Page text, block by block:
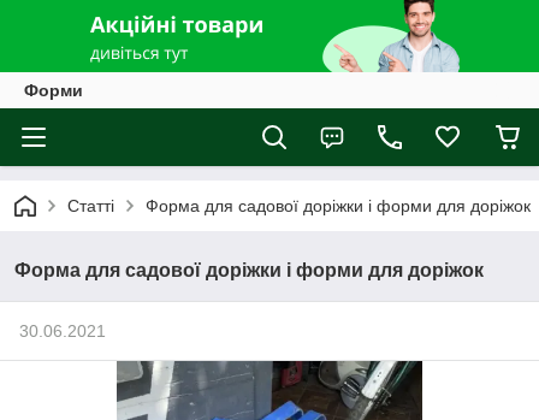
Форми
Статті Форма для садової доріжки і форми для доріжок
Форма для садової доріжки і форми для доріжок
30.06.2021